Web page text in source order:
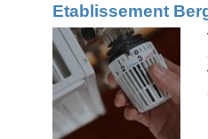
Etablissement